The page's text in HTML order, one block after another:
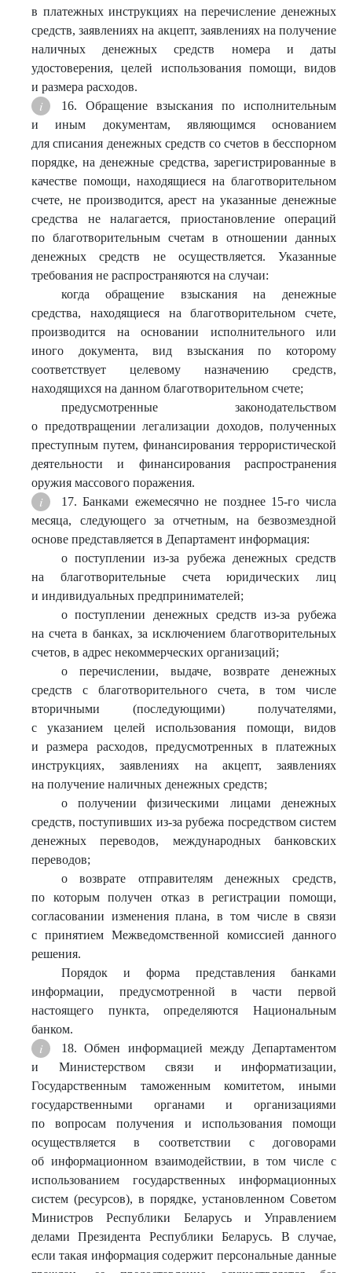
в платежных инструкциях на перечисление денежных
средств, заявлениях на акцепт, заявлениях на получение
наличных денежных средств номера и даты
удостоверения, целей использования помощи, видов
и размера расходов.
16. Обращение взыскания по исполнительным
и иным документам, являющимся основанием
для списания денежных средств со счетов в бесспорном
порядке, на денежные средства, зарегистрированные в
качестве помощи, находящиеся на благотворительном
счете, не производится, арест на указанные денежные
средства не налагается, приостановление операций
по благотворительным счетам в отношении данных
денежных средств не осуществляется. Указанные
требования не распространяются на случаи:
когда обращение взыскания на денежные
средства, находящиеся на благотворительном счете,
производится на основании исполнительного или
иного документа, вид взыскания по которому
соответствует целевому назначению средств,
находящихся на данном благотворительном счете;
предусмотренные законодательством
о предотвращении легализации доходов, полученных
преступным путем, финансирования террористической
деятельности и финансирования распространения
оружия массового поражения.
17. Банками ежемесячно не позднее 15-го числа
месяца, следующего за отчетным, на безвозмездной
основе представляется в Департамент информация:
о поступлении из-за рубежа денежных средств
на благотворительные счета юридических лиц
и индивидуальных предпринимателей;
о поступлении денежных средств из-за рубежа
на счета в банках, за исключением благотворительных
счетов, в адрес некоммерческих организаций;
о перечислении, выдаче, возврате денежных
средств с благотворительного счета, в том числе
вторичными (последующими) получателями,
с указанием целей использования помощи, видов
и размера расходов, предусмотренных в платежных
инструкциях, заявлениях на акцепт, заявлениях
на получение наличных денежных средств;
о получении физическими лицами денежных
средств, поступивших из-за рубежа посредством систем
денежных переводов, международных банковских
переводов;
о возврате отправителям денежных средств,
по которым получен отказ в регистрации помощи,
согласовании изменения плана, в том числе в связи
с принятием Межведомственной комиссией данного
решения.
Порядок и форма представления банками
информации, предусмотренной в части первой
настоящего пункта, определяются Национальным
банком.
18. Обмен информацией между Департаментом
и Министерством связи и информатизации,
Государственным таможенным комитетом, иными
государственными органами и организациями
по вопросам получения и использования помощи
осуществляется в соответствии с договорами
об информационном взаимодействии, в том числе с
использованием государственных информационных
систем (ресурсов), в порядке, установленном Советом
Министров Республики Беларусь и Управлением
делами Президента Республики Беларусь. В случае,
если такая информация содержит персональные данные